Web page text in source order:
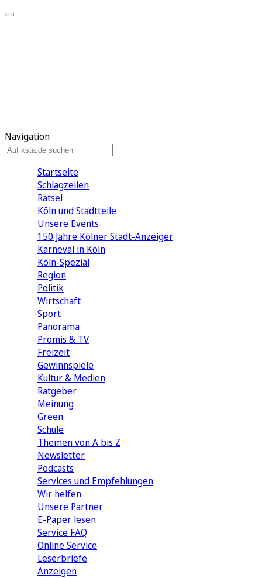
Navigation
Startseite
Schlagzeilen
Rätsel
Köln und Stadtteile
Unsere Events
150 Jahre Kölner Stadt-Anzeiger
Karneval in Köln
Köln-Spezial
Region
Politik
Wirtschaft
Sport
Panorama
Promis & TV
Freizeit
Gewinnspiele
Kultur & Medien
Ratgeber
Meinung
Green
Schule
Themen von A bis Z
Newsletter
Podcasts
Services und Empfehlungen
Wir helfen
Unsere Partner
E-Paper lesen
Service FAQ
Online Service
Leserbriefe
Anzeigen